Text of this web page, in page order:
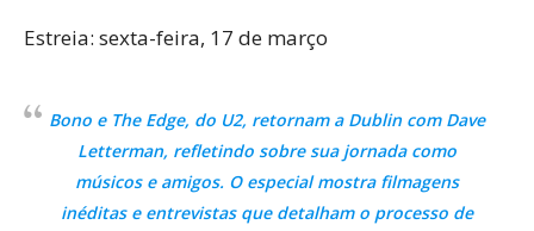
Estreia: sexta-feira, 17 de março
Bono e The Edge, do U2, retornam a Dublin com Dave
Letterman, refletindo sobre sua jornada como
músicos e amigos. O especial mostra filmagens
inéditas e entrevistas que detalham o processo de